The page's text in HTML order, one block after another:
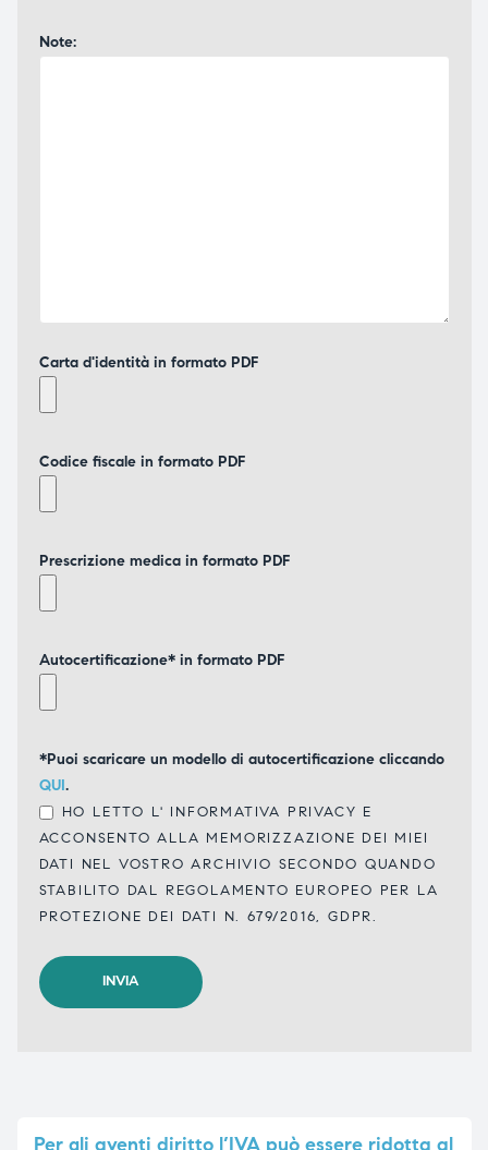
Note:
Carta d'identità in formato PDF
Codice fiscale in formato PDF
Prescrizione medica in formato PDF
Autocertificazione* in formato PDF
*Puoi scaricare un modello di autocertificazione cliccando
QUI.
HO LETTO L' INFORMATIVA PRIVACY E
ACCONSENTO ALLA MEMORIZZAZIONE DEI MIEI
DATI NEL VOSTRO ARCHIVIO SECONDO QUANDO
STABILITO DAL REGOLAMENTO EUROPEO PER LA
PROTEZIONE DEI DATI N. 679/2016, GDPR.
Pergli aventi diritto l’IVA può essere ridotta al